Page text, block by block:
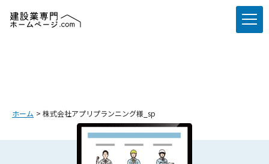
ホーム 株式会社アプリプランニング様_sp